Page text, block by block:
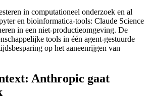
in computationeel onderzoek en al
en bioinformatica-tools: Claude Science
in een niet-productieomgeving. De
tools in één agent-gestuurde
op het aaneenrijgen van
Anthropic gaat